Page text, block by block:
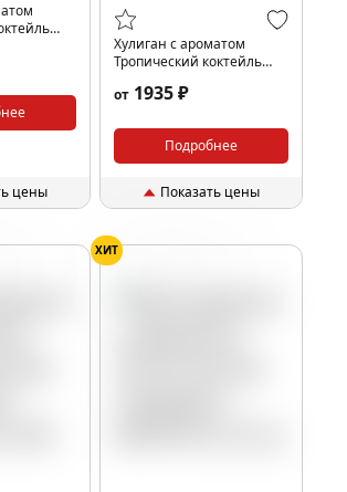
цены
Хулиган с ароматом
Тропический коктейль
от 1935 ₽
Подробнее
Показать цены
ХИТ